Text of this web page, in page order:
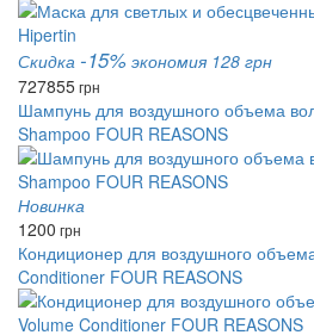
Скидка -15% экономия 128 грн
727855грн
Шампунь для воздушного объема
Shampoo FOUR REASONS
Новинка
1200 грн
Кондиционер для воздушного
Conditioner FOUR REASONS